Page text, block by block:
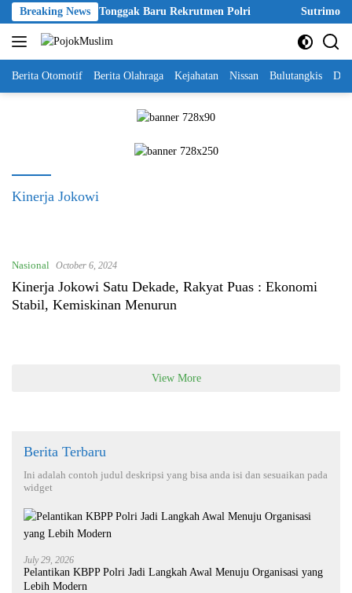
Skip
to
content
Breaking News
2026 Disebut Tonggak Baru Rekrutmen Polri Sutrimo
Berita Otomotif Berita Olahraga Kejahatan Nissan Bulutangkis
Kinerja Jokowi
Nasional October 6, 2024
Kinerja Jokowi Satu Dekade, Rakyat Puas : Ekonomi
Stabil, Kemiskinan Menurun
View More
Berita Terbaru
Ini adalah contoh judul deskripsi yang bisa anda isi dan sesuaikan pada
widget
July 29, 2026
Pelantikan KBPP Polri Jadi Langkah Awal Menuju Organisasi yang
Lebih Modern